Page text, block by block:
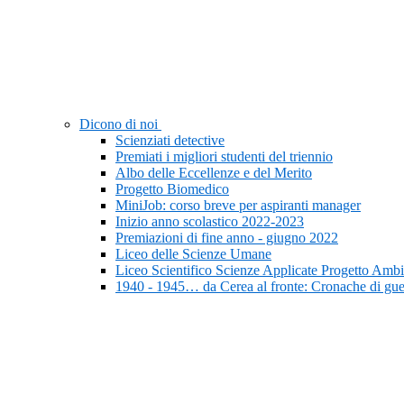
Dicono di noi
Scienziati detective
Premiati i migliori studenti del triennio
Albo delle Eccellenze e del Merito
Progetto Biomedico
MiniJob: corso breve per aspiranti manager
Inizio anno scolastico 2022-2023
Premiazioni di fine anno - giugno 2022
Liceo delle Scienze Umane
Liceo Scientifico Scienze Applicate Progetto
1940 - 1945… da Cerea al fronte: Cronache di